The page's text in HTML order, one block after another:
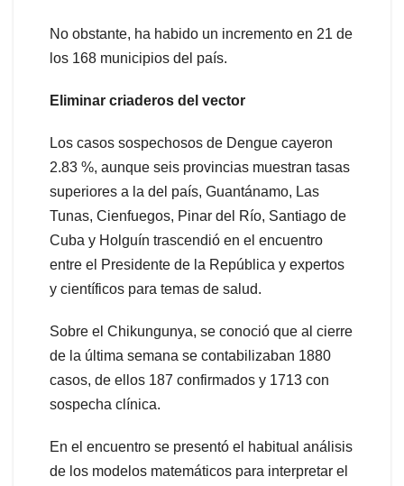
No obstante, ha habido un incremento en 21 de
los 168 municipios del país.
Eliminar criaderos del vector
Los casos sospechosos de Dengue cayeron
2.83 %, aunque seis provincias muestran tasas
superiores a la del país, Guantánamo, Las
Tunas, Cienfuegos, Pinar del Río, Santiago de
Cuba y Holguín trascendió en el encuentro
entre el Presidente de la República y expertos
y científicos para temas de salud.
Sobre el Chikungunya, se conoció que al cierre
de la última semana se contabilizaban 1880
casos, de ellos 187 confirmados y 1713 con
sospecha clínica.
En el encuentro se presentó el habitual análisis
de los modelos matemáticos para interpretar el